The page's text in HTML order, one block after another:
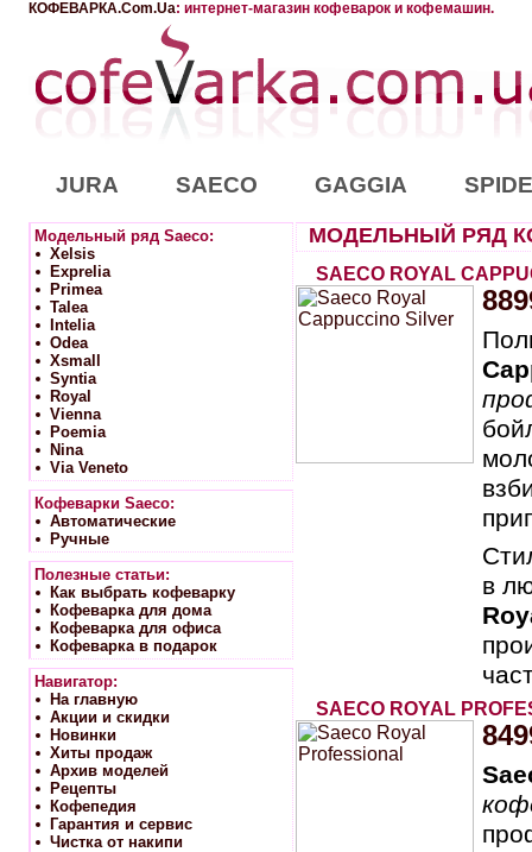
КОФЕВАРКА.Com.Ua: интернет-магазин кофеварок и кофемашин.
JURA SAECO GAGGIA
Модельный ряд Saeco:
Xelsis
Exprelia
Primea
Talea
Intelia
Odea
Xsmall
Syntia
Royal
Vienna
Poemia
Nina
Via Veneto
Кофеварки Saeco:
Автоматические
Ручные
Полезные статьи:
Как выбрать кофеварку
Кофеварка для дома
Кофеварка для офиса
Кофеварка в подарок
Навигатор:
На главную
Акции и скидки
Новинки
Хиты продаж
Архив моделей
Рецепты
Кофепедия
Гарантия и сервис
Чистка от накипи
МОДЕЛЬНЫЙ РЯД
SAECO ROYAL
в
SAECO ROYAL